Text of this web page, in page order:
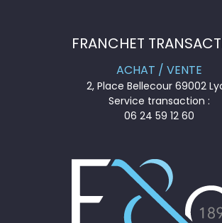
FRANCHET
ACHAT / VENTE
2, Place Bellecour 69002
Service transaction :
06 24 59 12 60